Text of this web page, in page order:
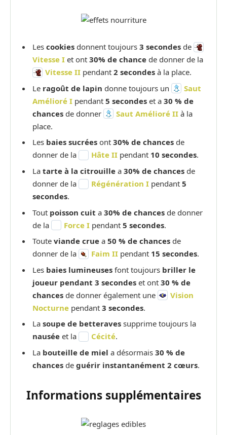
Les cookies donnent toujours 3 secondes de
Vitesse I et ont 30% de chance de donner de la
Vitesse II pendant 2 secondes à la place.
Le ragoût de lapin donne toujours un
Saut
Amélioré I pendant 5 secondes et a 30 % de
chances de donner Saut Amélioré II à la
place.
Les baies sucrées ont 30% de chances de
donner de la
Hâte II pendant 10 secondes.
La tarte à la citrouille a 30% de chances de
donner de la
Régénération I pendant 5
secondes.
Tout poisson cuit a 30% de chances de donner
de la
Force I pendant 5 secondes.
Toute viande crue a 50 % de chances de
donner de la
Faim II pendant 15 secondes.
Les baies lumineuses font toujours briller le
joueur pendant 3 secondes et ont 30 % de
chances de donner également une
Vision
Nocturne pendant 3 secondes.
La soupe de betteraves supprime toujours la
nausée et la Cécité.
La bouteille de miel a désormais 30 % de
chances de guérir instantanément 2 cœurs.
Informations supplémentaires